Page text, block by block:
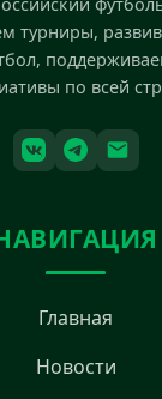
турниры,
по всей
Главная
Новости